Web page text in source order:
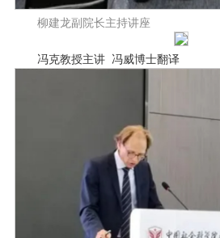
柳建龙副院长主持讲座
冯克教授主讲 冯威博士翻译